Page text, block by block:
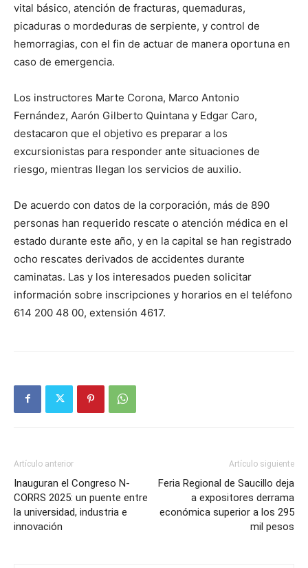
vital básico, atención de fracturas, quemaduras,
picaduras o mordeduras de serpiente, y control de
hemorragias, con el fin de actuar de manera oportuna en
caso de emergencia.
Los instructores Marte Corona, Marco Antonio
Fernández, Aarón Gilberto Quintana y Edgar Caro,
destacaron que el objetivo es preparar a los
excursionistas para responder ante situaciones de
riesgo, mientras llegan los servicios de auxilio.
De acuerdo con datos de la corporación, más de 890
personas han requerido rescate o atención médica en el
estado durante este año, y en la capital se han registrado
ocho rescates derivados de accidentes durante
caminatas. Las y los interesados pueden solicitar
información sobre inscripciones y horarios en el teléfono
614 200 48 00, extensión 4617.
Artículo anterior
Inauguran el Congreso N-
CORRS 2025: un puente entre
la universidad, industria e
innovación
Artículo siguiente
Feria Regional de Saucillo deja
a expositores derrama
económica superior a los 295
mil pesos